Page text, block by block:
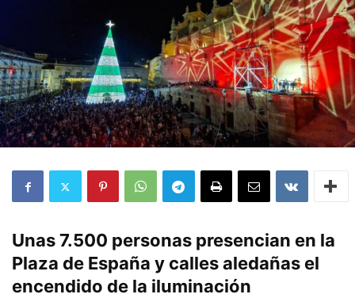
Unas 7.500 personas presencian en la
Plaza de España y calles aledañas el
encendido de la iluminación